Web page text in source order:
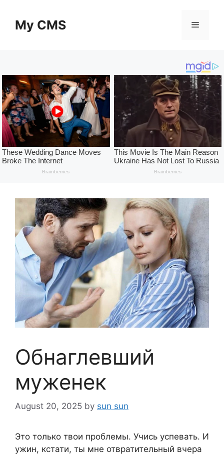
contentMy CMS Menu
Обнаглевший
муженек
August 20, 2025 by sun sun
Это только твои проблемы. Учись успевать. И
ужин, кстати, ты мне отвратительный вчера